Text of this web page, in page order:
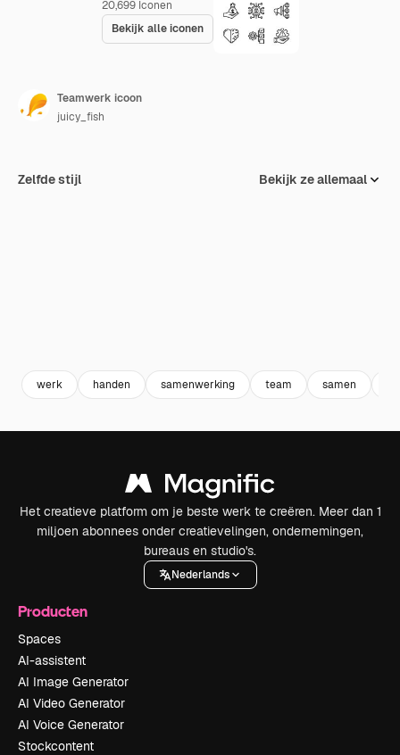
20,699 Iconen
Bekijk alle iconen
Teamwerk icoon
juicy_fish
Zelfde stijl Bekijk ze allemaal
werk handen samenwerking team samen
Het creatieve platform om je beste werk te creëren. Meer dan 1
miljoen abonnees onder creatievelingen, ondernemingen,
bureaus en studio's.
Nederlands
Producten
Spaces
AI-assistent
AI Image Generator
AI Video Generator
AI Voice Generator
Stockcontent